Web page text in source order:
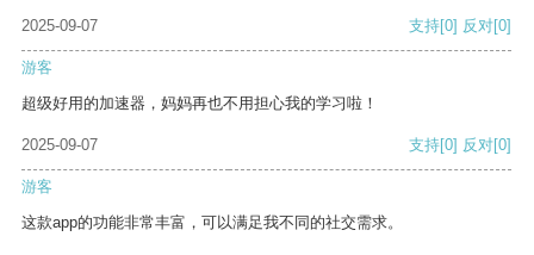
2025-09-07 支持[0] 反对[0]
游客
超级好用的加速器，妈妈再也不用担心我的学习啦！
2025-09-07 支持[0] 反对[0]
游客
这款app的功能非常丰富，可以满足我不同的社交需求。